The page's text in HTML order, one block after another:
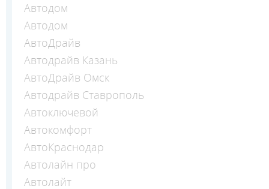
Автодом
Автодом
АвтоДрайв
Автодрайв Казань
АвтоДрайв Омск
Автодрайв Ставрополь
Автоключевой
Автокомфорт
АвтоКраснодар
Автолайн про
Автолайт